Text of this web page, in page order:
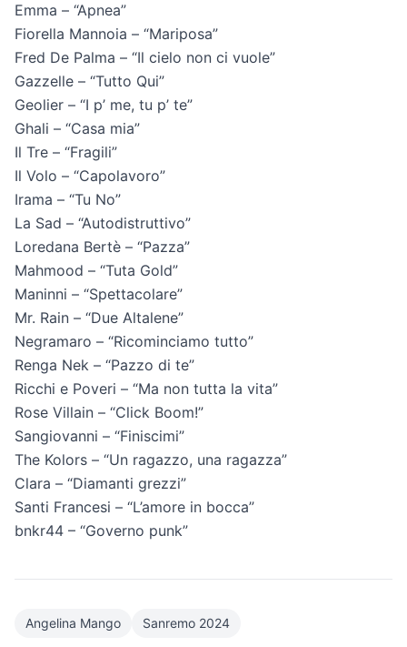
Emma – “Apnea”
Fiorella Mannoia – “Mariposa”
Fred De Palma – “Il cielo non ci vuole”
Gazzelle – “Tutto Qui”
Geolier – “I p’ me, tu p’ te”
Ghali – “Casa mia”
Il Tre – “Fragili”
Il Volo – “Capolavoro”
Irama – “Tu No”
La Sad – “Autodistruttivo”
Loredana Bertè – “Pazza”
Mahmood – “Tuta Gold”
Maninni – “Spettacolare”
Mr. Rain – “Due Altalene”
Negramaro – “Ricominciamo tutto”
Renga Nek – “Pazzo di te”
Ricchi e Poveri – “Ma non tutta la vita”
Rose Villain – “Click Boom!”
Sangiovanni – “Finiscimi”
The Kolors – “Un ragazzo, una ragazza”
Clara – “Diamanti grezzi”
Santi Francesi – “L’amore in bocca”
bnkr44 – “Governo punk”
Angelina Mango Sanremo 2024